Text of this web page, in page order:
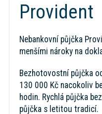
Provident
Nebankovní půjčka
menšími nároky na
Bezhotovostní půjčka
130 000 Kč nacokoliv
hodin. Rychlá půjčka
půjčka s letitou tradicí.